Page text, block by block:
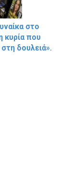
στο
κυρία που
δουλειά».